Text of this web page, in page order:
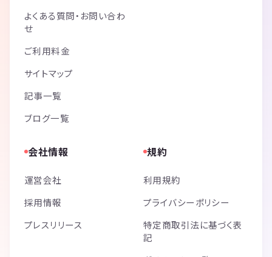
よくある質問・お問い合わ
せ
ご利用料金
サイトマップ
記事一覧
ブログ一覧
会社情報
運営会社
採用情報
プレスリリース
規約
利用規約
プライバシーポリシー
特定商取引法に基づく表
記